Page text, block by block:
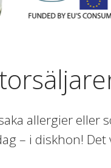
allergier eller
– i diskhon! Det